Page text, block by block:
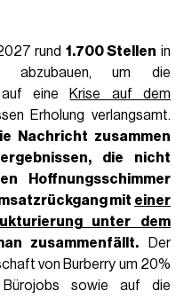
rund 1.700 Stellen in
abzubauen, um die
auf eine Krise auf dem
Erholung verlangsamt.
Nachricht zusammen
die nicht
Hoffnungsschimmer
mit einer
unter dem
zusammenfällt. Der
von Burberry um 20%
sowie auf die